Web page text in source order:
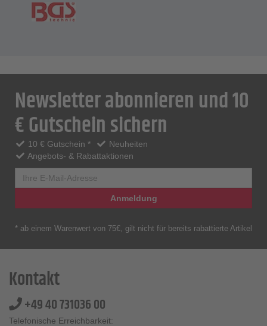
Newsletter abonnieren und 10
€ Gutschein sichern
10 € Gutschein *
Neuheiten
Angebots- & Rabattaktionen
Anmeldung
* ab einem Warenwert von 75€, gilt nicht für bereits rabattierte Artikel
Kontakt
+49 40 731036 00
Telefonische Erreichbarkeit: